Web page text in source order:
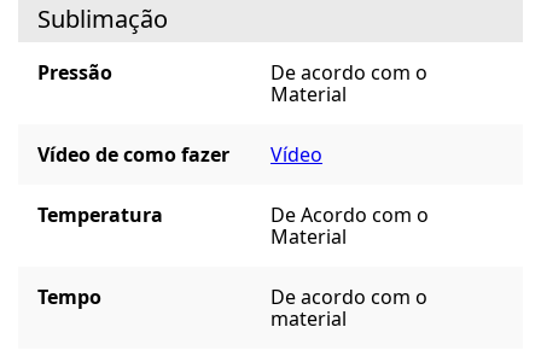
Sublimação
Pressão
De acordo com o
Material
Vídeo de como fazer Vídeo
Temperatura
De Acordo com o
Material
Tempo
De acordo com o
material